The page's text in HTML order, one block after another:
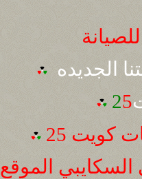
الجديده
25
كويت 25
الموقع